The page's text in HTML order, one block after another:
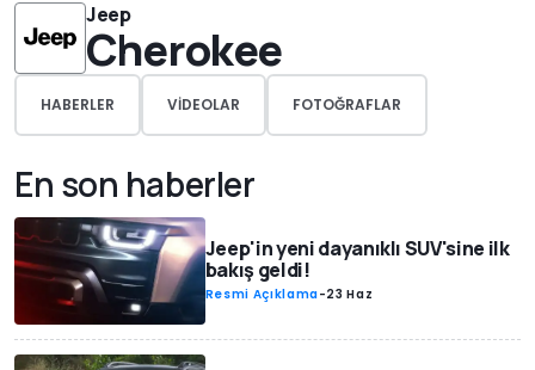
Jeep
Cherokee
HABERLER VIDEOLAR FOTOĞRAFLAR
En son haberler
Jeep'in yeni dayanıklı SUV'sine ilk
bakış geldi!
Resmi Açıklama-23 Haz